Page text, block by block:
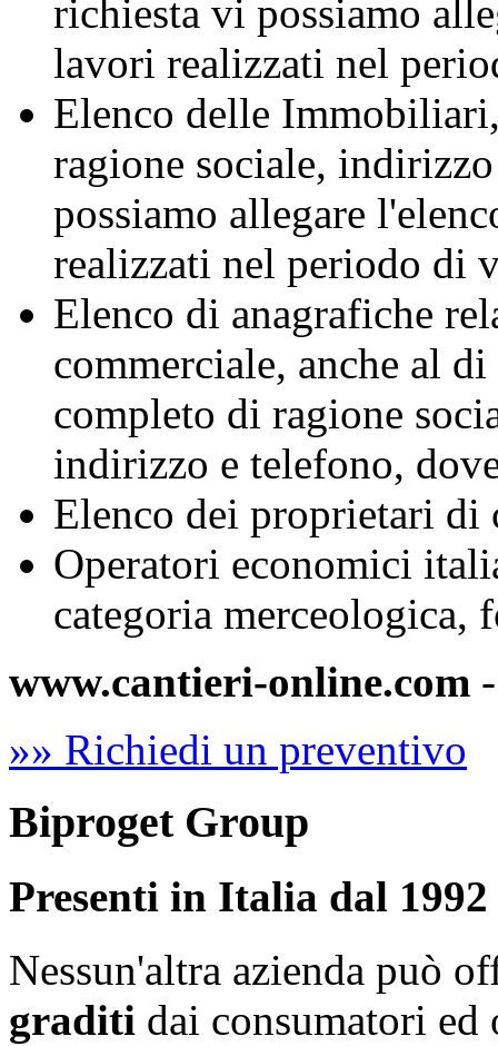
richiesta vi possiamo
lavori realizzati nel
Elenco delle
ragione sociale,
possiamo allegare
realizzati nel periodo di
Elenco di anagrafiche
commerciale, anche al
completo di ragione
indirizzo e telefono,
Elenco dei proprietari di
Operatori economici
categoria merceologica,
www.cantieri-online.com
»» Richiedi un preventivo
Biproget Group
Presenti in Italia dal 1992
Nessun'altra azienda può
graditi dai consumatori